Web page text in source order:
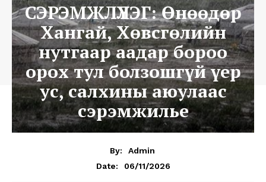
СЭРЭМЖЛҮҮЛЭГ: Өнөөдөр
Хангай, Хөвсгөлийн
нутгаар аадар бороо
орох тул болзошгүй үер
ус, салхины аюулаас
сэрэмжилье
By:
Admin
Date:
06/11/2026